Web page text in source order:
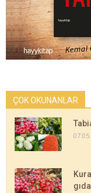
ÇOK OKUNANLAR